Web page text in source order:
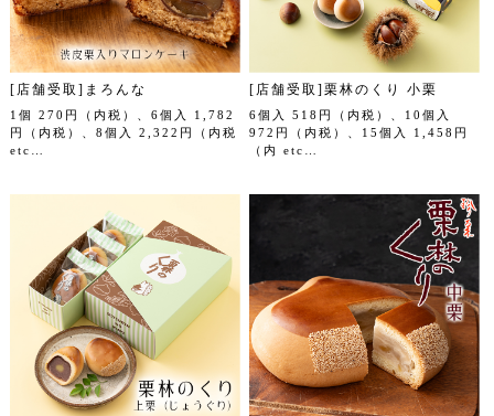
[店舗受取]まろんな
1個 270円（内税）、6個入 1,782
円（内税）、8個入 2,322円（内税
etc…
[店舗受取]栗林のくり 小栗
6個入 518円（内税）、10個入
972円（内税）、15個入 1,458円
（内 etc…